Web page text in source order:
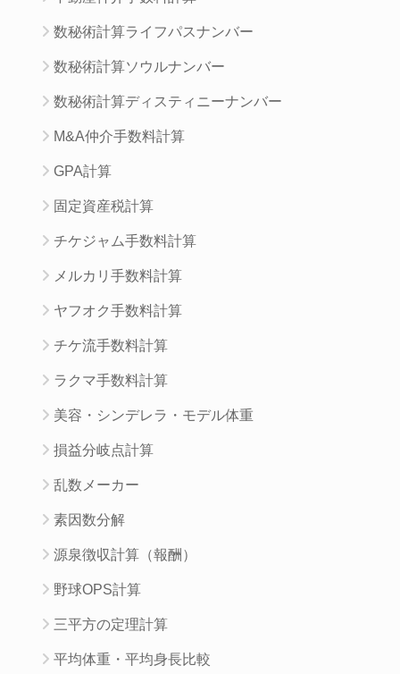
数秘術計算ライフパスナンバー
数秘術計算ソウルナンバー
数秘術計算ディスティニーナンバー
M&A仲介手数料計算
GPA計算
固定資産税計算
チケジャム手数料計算
メルカリ手数料計算
ヤフオク手数料計算
チケ流手数料計算
ラクマ手数料計算
美容・シンデレラ・モデル体重
損益分岐点計算
乱数メーカー
素因数分解
源泉徴収計算（報酬）
野球OPS計算
三平方の定理計算
平均体重・平均身長比較